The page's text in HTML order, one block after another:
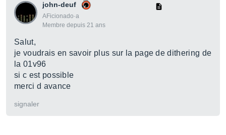
john-deuf
AFicionado·a
Membre depuis 21 ans
Salut,
je voudrais en savoir plus sur la page de dithering de
la 01v96
si c est possible
merci d avance
signaler